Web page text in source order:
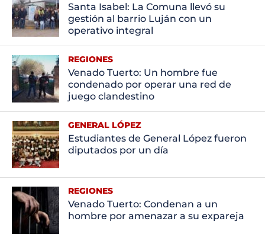
Santa Isabel: La Comuna llevó su
gestión al barrio Luján con un
operativo integral
REGIONES
Venado Tuerto: Un hombre fue
condenado por operar una red de
juego clandestino
GENERAL LÓPEZ
Estudiantes de General López fueron
diputados por un día
REGIONES
Venado Tuerto: Condenan a un
hombre por amenazar a su expareja